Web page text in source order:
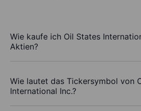
Wie kaufe ich Oil States
Aktien?
Wie lautet das Tickersymbol von
International Inc.?